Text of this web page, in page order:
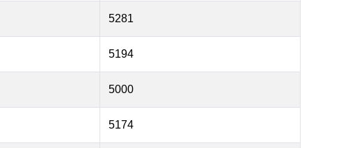
5281
5194
5000
5174